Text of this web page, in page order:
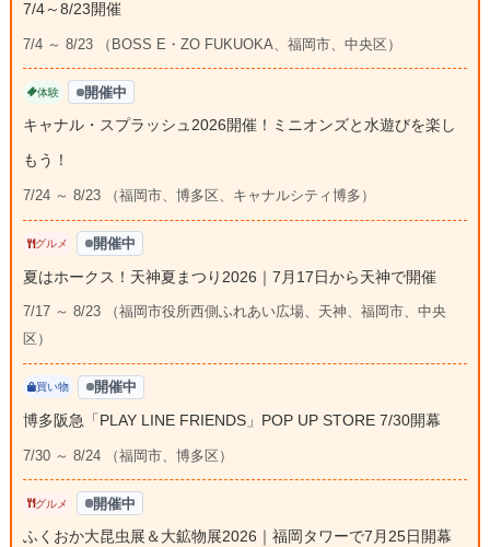
7/4～8/23開催
7/4 ～ 8/23 （BOSS E・ZO FUKUOKA、福岡市、中央区）
体験 開催中
キャナル・スプラッシュ2026開催！ミニオンズと水遊びを楽し
もう！
7/24 ～ 8/23 （福岡市、博多区、キャナルシティ博多）
グルメ 開催中
夏はホークス！天神夏まつり2026｜7月17日から天神で開催
7/17 ～ 8/23 （福岡市役所西側ふれあい広場、天神、福岡市、中央
区）
買い物 開催中
博多阪急「PLAY LINE FRIENDS」POP UP STORE 7/30開幕
7/30 ～ 8/24 （福岡市、博多区）
グルメ 開催中
ふくおか大昆虫展＆大鉱物展2026｜福岡タワーで7月25日開幕